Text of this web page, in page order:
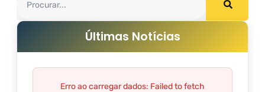
Últimas Notícias
Erro ao carregar dados: Failed to fetch